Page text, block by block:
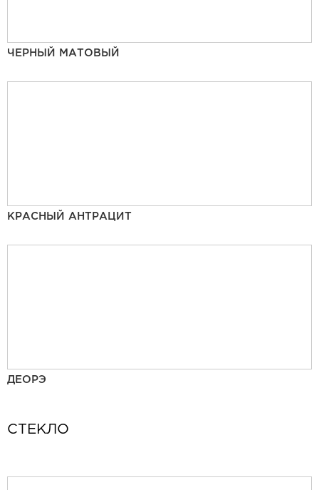
ЧЕРНЫЙ МАТОВЫЙ
КРАСНЫЙ АНТРАЦИТ
ДЕОРЭ
СТЕКЛО